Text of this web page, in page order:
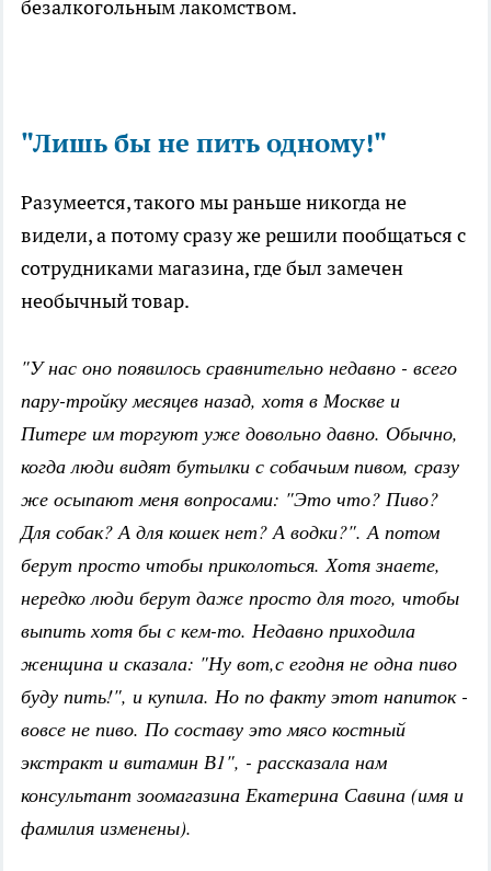
безалкогольным лакомством.
"Лишь бы не пить одному!"
Разумеется, такого мы раньше никогда не
видели, а потому сразу же решили пообщаться с
сотрудниками магазина, где был замечен
необычный товар.
"У нас оно появилось сравнительно недавно - всего
пару-тройку месяцев назад, хотя в Москве и
Питере им торгуют уже довольно давно. Обычно,
когда люди видят бутылки с собачьим пивом, сразу
же осыпают меня вопросами: "Это что? Пиво?
Для собак? А для кошек нет? А водки?". А потом
берут просто чтобы приколоться. Хотя знаете,
нередко люди берут даже просто для того, чтобы
выпить хотя бы с кем-то. Недавно приходила
женщина и сказала: "Ну вот,с егодня не одна пиво
буду пить!", и купила. Но по факту этот напиток -
вовсе не пиво. По составу это мясо костный
экстракт и витамин В1", - рассказала нам
консультант зоомагазина Екатерина Савина (имя и
фамилия изменены).